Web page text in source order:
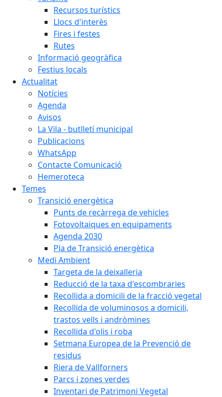
Recursos turístics
Llocs d'interès
Fires i festes
Rutes
Informació geogràfica
Festius locals
Actualitat
Notícies
Agenda
Avisos
La Vila - butlletí municipal
Publicacions
WhatsApp
Contacte Comunicació
Hemeroteca
Temes
Transició energètica
Punts de recàrrega de vehicles
Fotovoltaiques en equipaments
Agenda 2030
Pla de Transició energètica
Medi Ambient
Targeta de la deixalleria
Reducció de la taxa d'escombraries
Recollida a domicili de la fracció vegetal
Recollida de voluminosos a domicili,
trastos vells i andròmines
Recollida d'olis i roba
Setmana Europea de la Prevenció de
residus
Riera de Vallforners
Parcs i zones verdes
Inventari de Patrimoni Vegetal